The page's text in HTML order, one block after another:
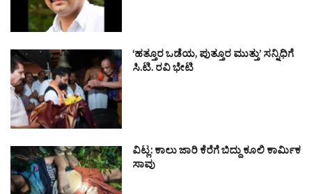
‘ಹತ್ತೂರ ಒಡೆಯ, ಪುತ್ತೂರ ಮುತ್ತು’ ಸನ್ನಿಧಿಗೆ
ಸಿ.ಟಿ. ರವಿ ಭೇಟಿ
ವಿಟ್ಲ: ಕಾಲು ಜಾರಿ ಕೆರೆಗೆ ಬಿದ್ದು ಕೂಲಿ ಕಾರ್ಮಿಕ
ಸಾವು